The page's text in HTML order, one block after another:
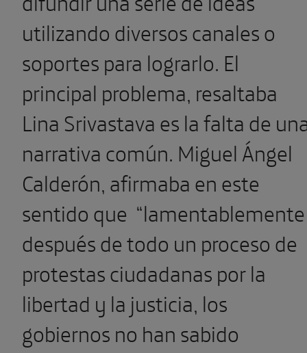
utilizando diversos canales o
soportes para lograrlo. El
principal problema, resaltaba
Lina Srivastava es la falta de
narrativa común. Miguel Ángel
Calderón, afirmaba en este
sentido que “lamentablemente
después de todo un proceso de
protestas ciudadanas por la
libertad y la justicia, los
gobiernos no han sabido